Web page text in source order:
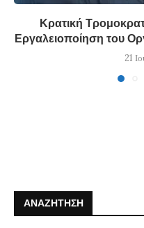
Κρατική
Εργαλειοποίηση του
21
ΑΝΑΖΉΤΗΣΗ